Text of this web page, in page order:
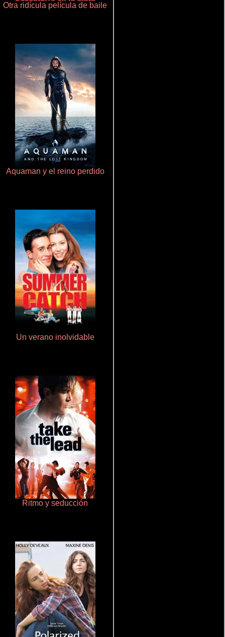
Otra ridícula película de baile
Aquaman y el reino perdido
Un verano inolvidable
Ritmo y seducción